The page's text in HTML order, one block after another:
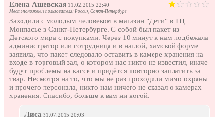
Елена Ашевская 11.02.2015 22:40
Местоположение пользователя: Россия, Санкт-Петербург
Заходили с молодым человеком в магазин "Дети" в ТЦ
Монпасье в Санкт-Петербурге. С собой был пакет из
Детского мира с покупками. Через 10 минут к нам подбежала
администратор или сотрудница и в наглой, хамской форме
заявила, что пакет следовало оставить в камере хранения на
входе в торговый зал, о котором нас никто не известил, иначе
будут проблемы на кассе и придётся повторно заплатить за
твар. Несмотря на то, что мы не раз проходили мимо охраны
и прочего персонала, никто нам ничего не сказал о камерах
хранения. Спасибо, больше к вам ни ногой.
Лиса 31.07.2015 20:03